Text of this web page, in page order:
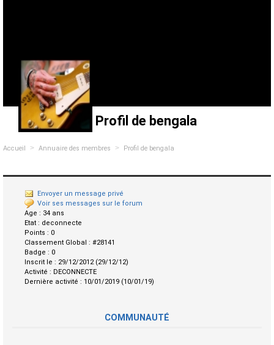
Profil de bengala
Accueil > Annuaire des membres > Profil de bengala
Envoyer un message privé
Voir ses messages sur le forum
Age : 34 ans
Etat : deconnecte
Points : 0
Classement Global : #28141
Badge : 0
Inscrit le : 29/12/2012 (29/12/12)
Activité : DECONNECTE
Dernière activité : 10/01/2019 (10/01/19)
COMMUNAUTÉ